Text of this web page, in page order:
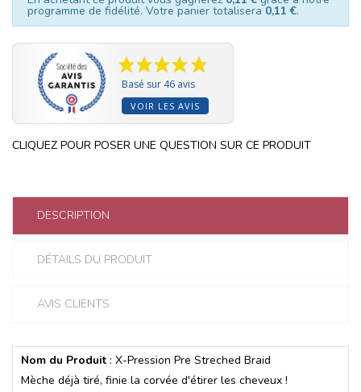
programme de fidélité. Votre panier totalisera 0,11 €.
Basé sur 46 avis
VOIR LES AVIS
CLIQUEZ POUR POSER UNE QUESTION SUR CE PRODUIT
DESCRIPTION
DÉTAILS DU PRODUIT
AVIS CLIENTS
Nom du Produit : X-Pression Pre Streched Braid
Mèche déjà tiré, finie la corvée d'étirer les cheveux !